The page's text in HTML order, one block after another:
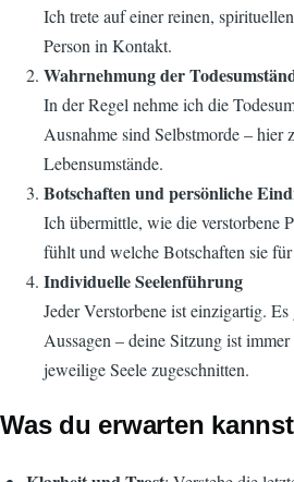
Ich trete auf einer reinen,
Person in Kontakt.
Wahrnehmung der
In der Regel nehme ich die
Ausnahme sind Selbstmorde – hier
Lebensumstände.
Botschaften und persönliche
Ich übermittle, wie die verstorbene
fühlt und welche Botschaften sie
Individuelle Seelenführung
Jeder Verstorbene ist einzigartig.
Aussagen – deine Sitzung ist
jeweilige Seele zugeschnitten.
Was du erwarten kannst